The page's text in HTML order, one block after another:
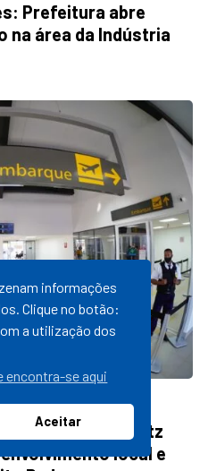
informações
Clique no botão:
a utilização dos
encontra-se aqui
Aceitar
Prefeitura abre
na área da Indústria
Lauro Kortz
local e